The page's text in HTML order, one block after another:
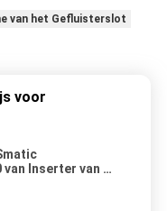
van het Gefluisterslot
voor
Inserter van de